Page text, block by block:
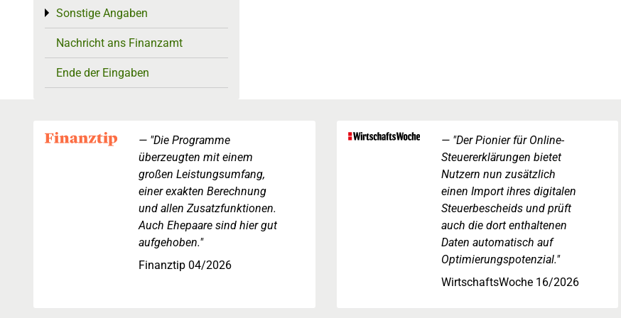
Sonstige Angaben
Toggle menu
Nachricht ans Finanzamt
Ende der Eingaben
"Die Programme
überzeugten mit einem
großen Leistungsumfang,
einer exakten Berechnung
und allen Zusatzfunktionen.
Auch Ehepaare sind hier gut
aufgehoben."
Finanztip 04/2026
"Der Pionier für Online-
Steuererklärungen bietet
Nutzern nun zusätzlich
einen Import ihres digitalen
Steuerbescheids und prüft
auch die dort enthaltenen
Daten automatisch auf
Optimierungspotenzial."
WirtschaftsWoche 16/2026